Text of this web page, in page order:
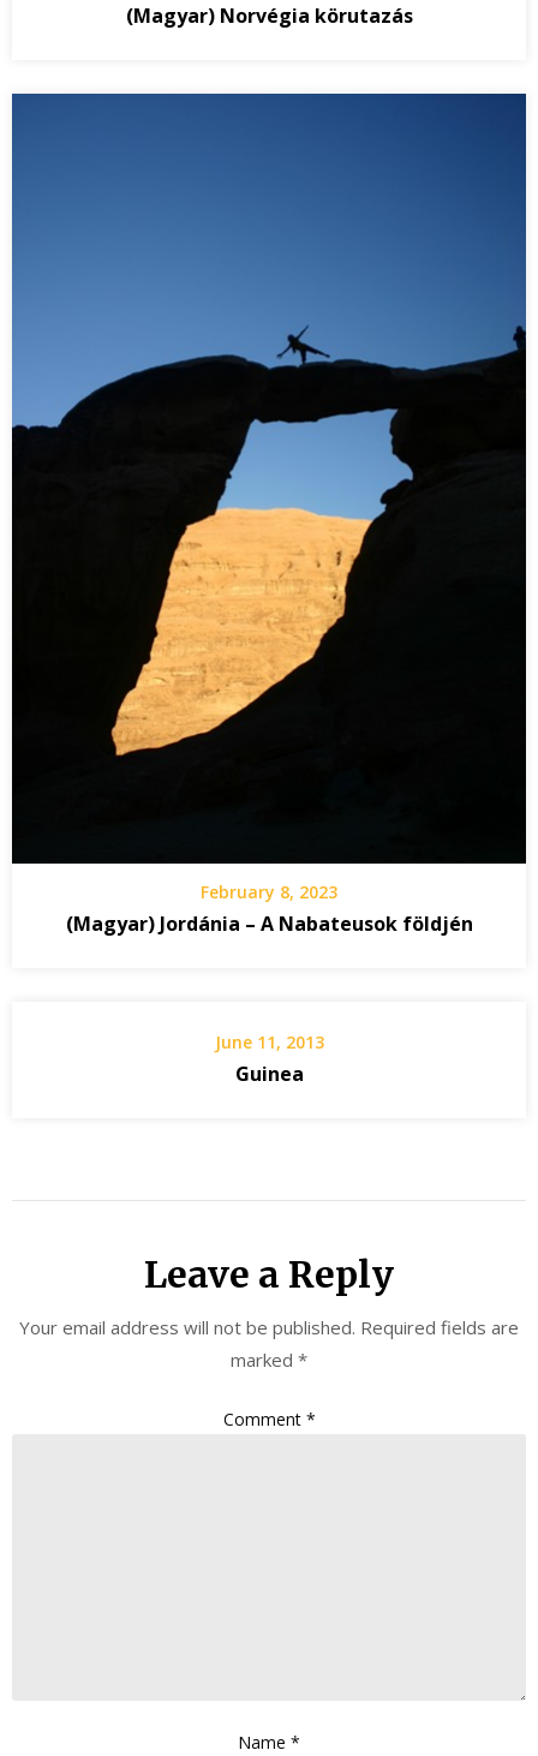
(Magyar) Norvégia körutazás
February 8, 2023
(Magyar) Jordánia – A Nabateusok földjén
June 11, 2013
Guinea
Leave a Reply
Your email address will not be published. Required fields are
marked *
Comment *
Name *